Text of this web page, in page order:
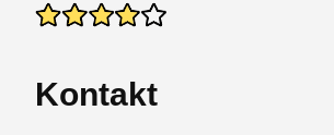
Kontakt